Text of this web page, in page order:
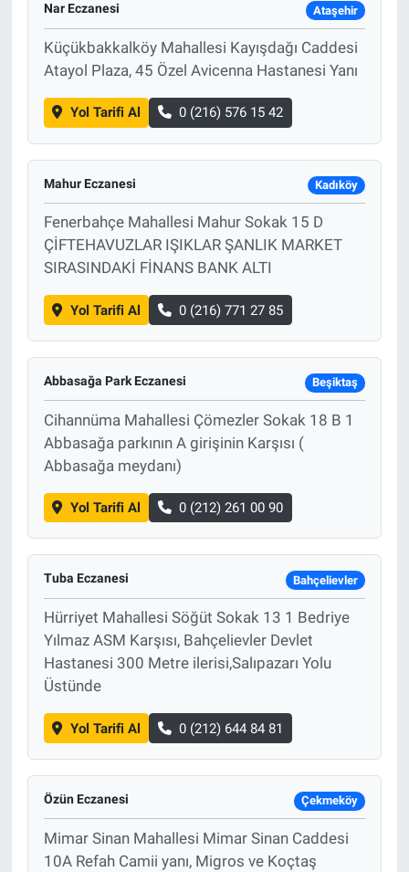
Nar Eczanesi Ataşehir
Küçükbakkalköy Mahallesi Kayışdağı Caddesi
Atayol Plaza, 45 Özel Avicenna Hastanesi Yanı
Yol Tarifi Al 0 (216) 576 15 42
Mahur Eczanesi Kadıköy
Fenerbahçe Mahallesi Mahur Sokak 15 D
ÇİFTEHAVUZLAR IŞIKLAR ŞANLIK MARKET
SIRASINDAKİ FİNANS BANK ALTI
Yol Tarifi Al 0 (216) 771 27 85
Abbasağa Park Eczanesi Beşiktaş
Cihannüma Mahallesi Çömezler Sokak 18 B 1
Abbasağa parkının A girişinin Karşısı (
Abbasağa meydanı)
Yol Tarifi Al 0 (212) 261 00 90
Tuba Eczanesi Bahçelievler
Hürriyet Mahallesi Söğüt Sokak 13 1 Bedriye
Yılmaz ASM Karşısı, Bahçelievler Devlet
Hastanesi 300 Metre ilerisi,Salıpazarı Yolu
Üstünde
Yol Tarifi Al 0 (212) 644 84 81
Özün Eczanesi Çekmeköy
Mimar Sinan Mahallesi Mimar Sinan Caddesi
10A Refah Camii yanı, Migros ve Koçtaş